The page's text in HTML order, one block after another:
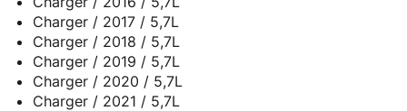
Charger / 2017 / 5,7L
Charger / 2018 / 5,7L
Charger / 2019 / 5,7L
Charger / 2020 / 5,7L
Charger / 2021 / 5,7L